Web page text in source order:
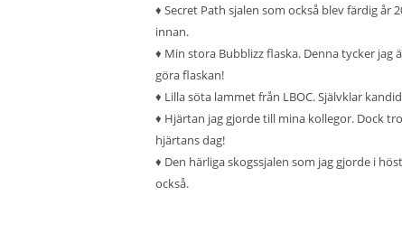
♦ Secret Path sjalen som också blev färdig år
innan.
♦ Min stora Bubblizz flaska. Denna tycker
göra flaskan!
♦ Lilla söta lammet från LBOC. Självklar
♦ Hjärtan jag gjorde till mina kollegor. Dock
hjärtans dag!
♦ Den härliga skogssjalen som jag gjorde i
också.